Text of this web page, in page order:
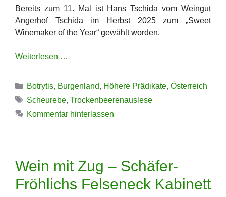
Bereits zum 11. Mal ist Hans Tschida vom Weingut
Angerhof Tschida im Herbst 2025 zum „Sweet
Winemaker of the Year“ gewählt worden.
Weiterlesen …
Kategorien
Botrytis, Burgenland, Höhere Prädikate, Österreich
Schlagwörter
Scheurebe, Trockenbeerenauslese
Kommentar hinterlassen
Wein mit Zug – Schäfer-
Fröhlichs Felseneck Kabinett